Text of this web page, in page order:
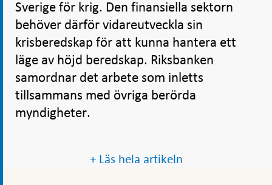
Sverige för krig. Den finansiella sektorn
behöver därför vidareutveckla sin
krisberedskap för att kunna hantera ett
läge av höjd beredskap. Riksbanken
samordnar det arbete som inletts
tillsammans med övriga berörda
myndigheter.
+ Läs hela artikeln